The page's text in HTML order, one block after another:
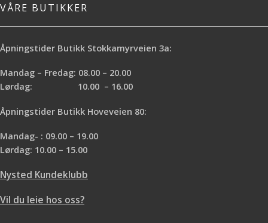
VÅRE BUTIKKER
Åpningstider Butikk Stokkamyrveien 3a:
Mandag – Fredag: 08.00 – 20.00
Lørdag: 10.00 – 16.00
Åpningstider Butikk Hoveveien 80:
Mandag- : 09.00 – 19.00
Lørdag: 10.00 – 15.00
Nysted Kundeklubb
Vil du leie hos oss?